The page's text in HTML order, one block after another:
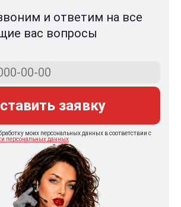
и ответим на все
вас вопросы
заявку
моих персональных данных в соответствии с
персональных данных